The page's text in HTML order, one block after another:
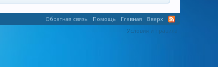
Обратная связь Помощь Главная
Вверх
Условия и правила